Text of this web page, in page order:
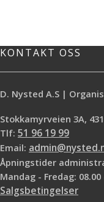
KONTAKT OSS
D. Nysted A.S |
Stokkamyrveien 3A,
Tlf: 51 96 19 99
Email:
Åpningstider
Mandag - Fredag: 08.00
Salgsbetingelser